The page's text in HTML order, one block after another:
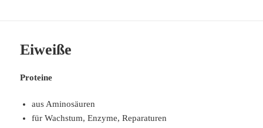
Eiweiße
Proteine
aus Aminosäuren
für Wachstum, Enzyme, Reparaturen